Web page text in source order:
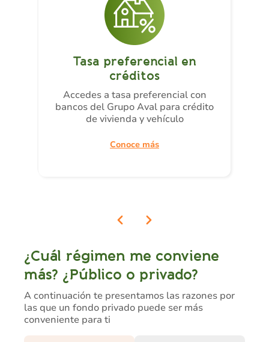
Tasa preferencial en
créditos
Accedes a tasa preferencial con
bancos del Grupo Aval para crédito
de vivienda y vehículo
Conoce más
¿Cuál régimen me conviene
más? ¿Público o privado?
A continuación te presentamos las razones por
las que un fondo privado puede ser más
conveniente para ti